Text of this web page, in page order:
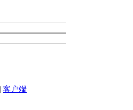
| 客户端